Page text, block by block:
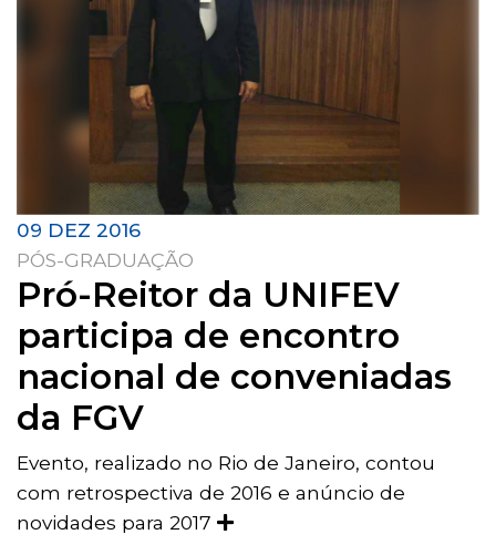
09 DEZ 2016
PÓS-GRADUAÇÃO
Pró-Reitor da UNIFEV
participa de encontro
nacional de conveniadas
da FGV
Evento, realizado no Rio de Janeiro, contou
com retrospectiva de 2016 e anúncio de
novidades para 2017